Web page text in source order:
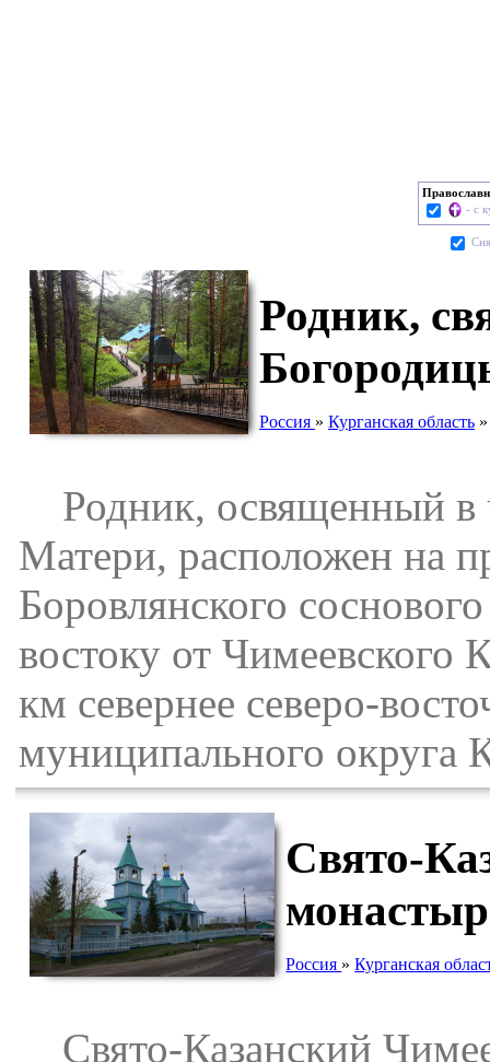
- с
Родник,
Россия » Курганская область
Родник, освященный в
Матери, расположен на
Боровлянского
востоку от Чимеевского
км севернее северо-
муниципального округа
Свято-
Россия »Курганская
Свято-Казанский